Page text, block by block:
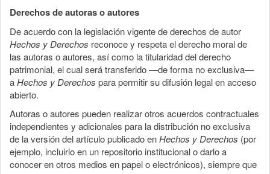
Derechos de autoras o autores
De acuerdo con la legislación vigente de derechos de autor
Hechos y Derechos reconoce y respeta el derecho moral de
las autoras o autores, así como la titularidad del derecho
patrimonial, el cual será transferido —de forma no exclusiva—
aHechos y Derechos para permitir su difusión legal en acceso
abierto.
Autoras o autores pueden realizar otros acuerdos contractuales
independientes y adicionales para la distribución no exclusiva
de la versión del artículo publicado enHechos y Derechos (por
ejemplo, incluirlo en un repositorio institucional o darlo a
conocer en otros medios en papel o electrónicos), siempre que